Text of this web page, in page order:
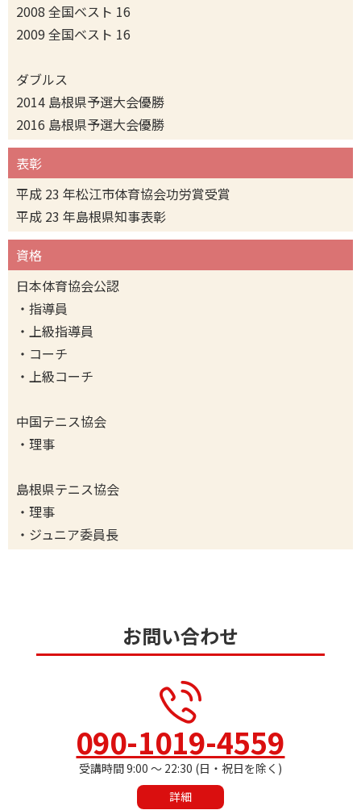
2008 全国ベスト 16
2009 全国ベスト 16
ダブルス
2014 島根県予選大会優勝
2016 島根県予選大会優勝
表彰
平成 23 年松江市体育協会功労賞受賞
平成 23 年島根県知事表彰
資格
日本体育協会公認
・指導員
・上級指導員
・コーチ
・上級コーチ
中国テニス協会
・理事
島根県テニス協会
・理事
・ジュニア委員長
お問い合わせ
090-1019-4559
受講時間 9:00 ～ 22:30 (日・祝日を除く)
詳細